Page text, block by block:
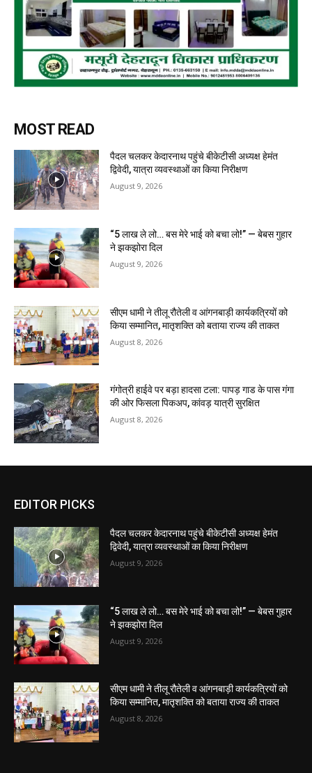
MOST READ
पैदल चलकर केदारनाथ पहुंचे बीकेटीसी अध्यक्ष हेमंत
द्विवेदी, यात्रा व्यवस्थाओं का किया निरीक्षण
August 9, 2026
“5 लाख ले लो… बस मेरे भाई को बचा लो!” — बेबस गुहार
ने झकझोरा दिल
August 9, 2026
सीएम धामी ने तीलू रौतेली व आंगनबाड़ी कार्यकत्रियों को
किया सम्मानित, मातृशक्ति को बताया राज्य की ताकत
August 8, 2026
गंगोत्री हाईवे पर बड़ा हादसा टला: पापड़ गाड के पास गंगा
की ओर फिसला पिकअप, कांवड़ यात्री सुरक्षित
August 8, 2026
EDITOR PICKS
पैदल चलकर केदारनाथ पहुंचे बीकेटीसी अध्यक्ष हेमंत
द्विवेदी, यात्रा व्यवस्थाओं का किया निरीक्षण
August 9, 2026
“5 लाख ले लो… बस मेरे भाई को बचा लो!” — बेबस गुहार
ने झकझोरा दिल
August 9, 2026
सीएम धामी ने तीलू रौतेली व आंगनबाड़ी कार्यकत्रियों को
किया सम्मानित, मातृशक्ति को बताया राज्य की ताकत
August 8, 2026